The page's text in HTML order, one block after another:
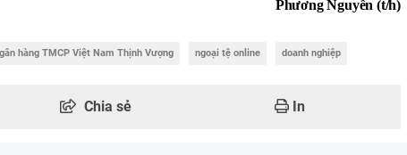
Phương Nguyễn (t/h)
hàng TMCP Việt Nam Thịnh Vượng ngoại tệ online doanh nghiệp
Chia sẻ In